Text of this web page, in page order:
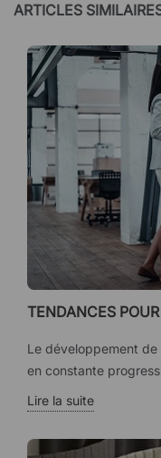
ARTICLES
TENDANCES
Le développement
en constante
Lire la suite